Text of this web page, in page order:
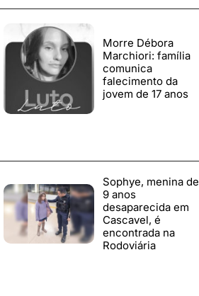
Morre Débora
Marchiori: família
comunica
falecimento da
jovem de 17 anos
Sophye, menina de
9 anos
desaparecida em
Cascavel, é
encontrada na
Rodoviária